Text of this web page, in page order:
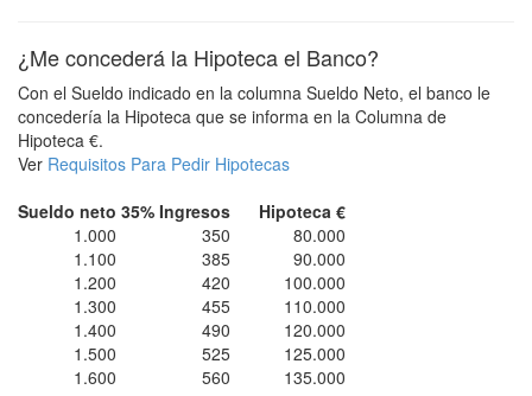
¿Me concederá la Hipoteca el Banco?
Con el Sueldo indicado en la columna Sueldo Neto, el banco le
concedería la Hipoteca que se informa en la Columna de
Hipoteca €.
Ver Requisitos Para Pedir Hipotecas
Sueldo neto 35% Ingresos
Hipoteca €
1.000
350
80.000
1.100
385
90.000
1.200
420
100.000
1.300
455
110.000
1.400
490
120.000
1.500
525
125.000
1.600
560
135.000